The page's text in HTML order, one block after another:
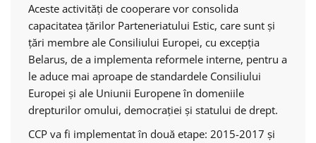
Aceste activități de cooperare vor consolida
capacitatea țărilor Parteneriatului Estic, care sunt și
țări membre ale Consiliului Europei, cu excepția
Belarus, de a implementa reformele interne, pentru a
le aduce mai aproape de standardele Consiliului
Europei și ale Uniunii Europene în domeniile
drepturilor omului, democrației și statului de drept.
CCP va fi implementat în două etape: 2015-2017 și